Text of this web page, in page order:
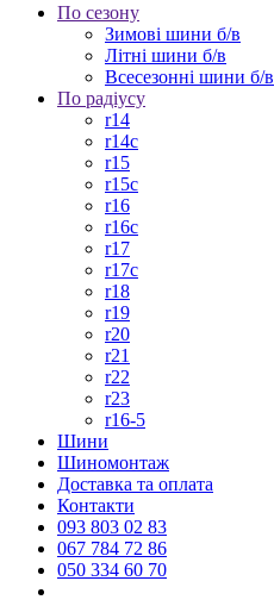
По сезону
Зимові шини б/в
Літні шини б/в
Всесезонні шини б/в
По радіусу
r14
r14c
r15
r15c
r16
r16c
r17
r17c
r18
r19
r20
r21
r22
r23
r16-5
Шини
Шиномонтаж
Доставка та оплата
Контакти
093 803 02 83
067 784 72 86
050 334 60 70